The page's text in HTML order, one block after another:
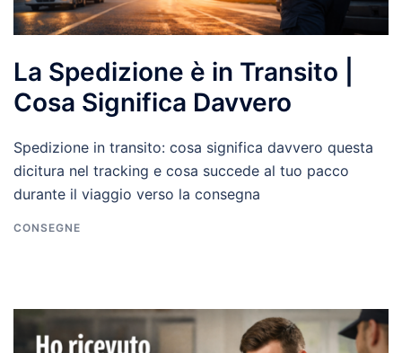
La Spedizione è in Transito |
Cosa Significa Davvero
Spedizione in transito: cosa significa davvero questa
dicitura nel tracking e cosa succede al tuo pacco
durante il viaggio verso la consegna
CONSEGNE